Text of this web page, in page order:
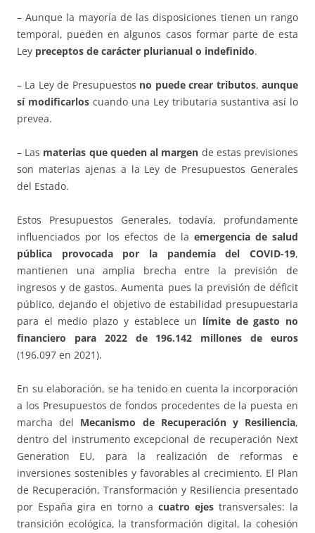
– Aunque la mayoría de las disposiciones tienen un rango
temporal, pueden en algunos casos formar parte de esta
Ley preceptos de carácter plurianual o indefinido.
– La Ley de Presupuestos no puede crear tributos,aunque
sí modificarlos cuando una Ley tributaria sustantiva así lo
prevea.
– Las materias que queden al margen de estas previsiones
son materias ajenas a la Ley de Presupuestos Generales
del Estado.
Estos Presupuestos Generales, todavía, profundamente
influenciados por los efectos de la emergencia de salud
pública provocada por la pandemia del COVID-19,
mantienen una amplia brecha entre la previsión de
ingresos y de gastos. Aumenta pues la previsión de déficit
público, dejando el objetivo de estabilidad presupuestaria
para el medio plazo y establece un límite de gasto no
financiero para 2022 de 196.142 millones de euros
(196.097 en 2021).
En su elaboración, se ha tenido en cuenta la incorporación
a los Presupuestos de fondos procedentes de la puesta en
marcha del Mecanismo de Recuperación y Resiliencia,
dentro del instrumento excepcional de recuperación Next
Generation EU, para la realización de reformas e
inversiones sostenibles y favorables al crecimiento. El Plan
de Recuperación, Transformación y Resiliencia presentado
por España gira en torno a cuatro ejes transversales: la
transición ecológica, la transformación digital, la cohesión